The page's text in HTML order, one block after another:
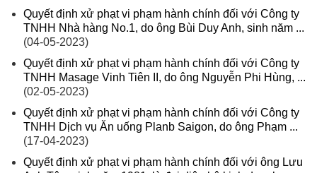
Quyết định xử phạt vi phạm hành chính đối với Công ty
TNHH Nhà hàng No.1, do ông Bùi Duy Anh, sinh năm ...
(04-05-2023)
Quyết định xử phạt vi phạm hành chính đối với Công ty
TNHH Masage Vinh Tiên II, do ông Nguyễn Phi Hùng, ...
(02-05-2023)
Quyết định xử phạt vi phạm hành chính đối với Công ty
TNHH Dịch vụ Ăn uống Planb Saigon, do ông Phạm ...
(17-04-2023)
Quyết định xử phạt vi phạm hành chính đối với ông Lưu